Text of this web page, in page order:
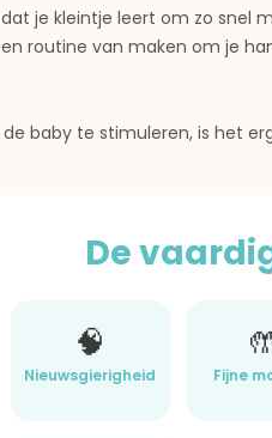
dat je kleintje leert om zo
routine van maken om je
baby te stimuleren, is het
De
🧠
Nieuwsgierigheid Fijne